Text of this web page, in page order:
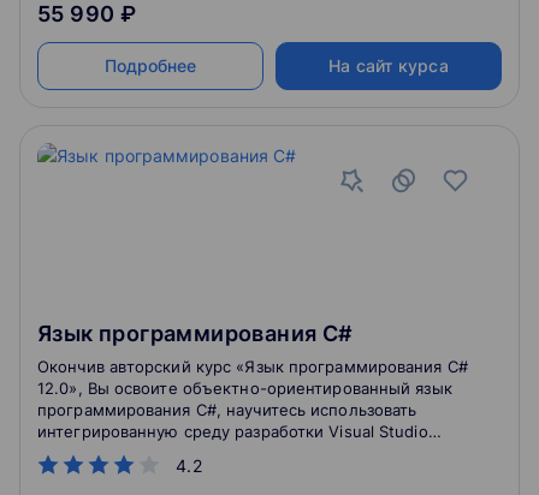
55 990 ₽
Подробнее На сайт курса
Язык программирования C#
4.2
Окончив авторский курс «Язык программирования C#
12.0», Вы освоите объектно-ориентированный язык
программирования C#, научитесь использовать
интегрированную среду разработки Visual Studio
Code и приобретете базовые навыки создания
объектно-ориентированных приложений.